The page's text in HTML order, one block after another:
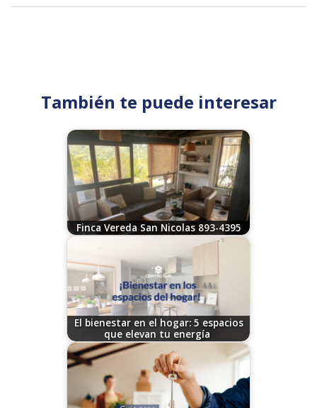
También te puede interesar
Finca Vereda San Nicolas 893-4395
El bienestar en el hogar: 5 espacios
que elevan tu energía
11/12/2025